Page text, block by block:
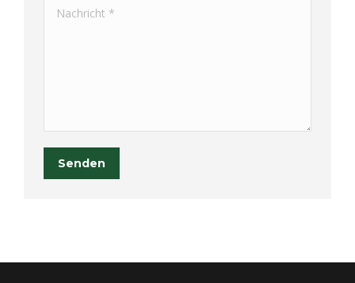
Nachricht *
Senden